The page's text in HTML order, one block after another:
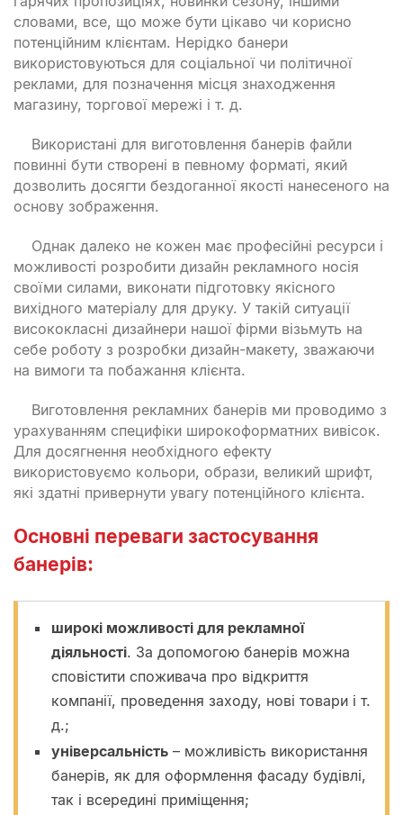
словами, все, що може бути цікаво чи корисно
потенційним клієнтам. Нерідко банери
використовуються для соціальної чи політичної
реклами, для позначення місця знаходження
магазину, торгової мережі і т. д.
Використані для виготовлення банерів файли
повинні бути створені в певному форматі, який
дозволить досягти бездоганної якості нанесеного на
основу зображення.
Однак далеко не кожен має професійні ресурси і
можливості розробити дизайн рекламного носія
своїми силами, виконати підготовку якісного
вихідного матеріалу для друку. У такій ситуації
висококласні дизайнери нашої фірми візьмуть на
себе роботу з розробки дизайн-макету, зважаючи
на вимоги та побажання клієнта.
Виготовлення рекламних банерів ми проводимо з
урахуванням специфіки широкоформатних вивісок.
Для досягнення необхідного ефекту
використовуємо кольори, образи, великий шрифт,
які здатні привернути увагу потенційного клієнта.
Основні переваги застосування
банерів:
широкі можливості для рекламної
діяльності. За допомогою банерів можна
сповістити споживача про відкриття
компанії, проведення заходу, нові товари і т.
д.;
універсальність– можливість використання
банерів, як для оформлення фасаду будівлі,
так і всередині приміщення;